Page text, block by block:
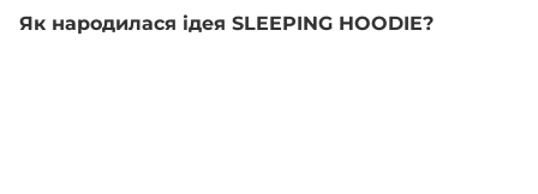
Як народилася ідея SLEEPING HOODIE?